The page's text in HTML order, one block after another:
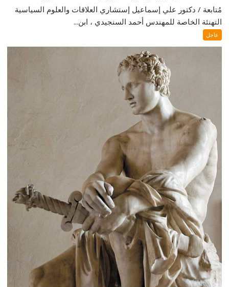
مُتابعة / دكتور علي إسماعيل إستشاري العلاقات والعلوم السياسية
التهنئة الخاصة للمهندس أحمد السنجيدي ، ابن...
عاجل